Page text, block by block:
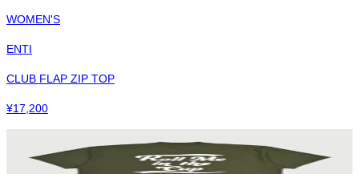
WOMEN'S
ENTI
CLUB FLAP ZIP TOP
¥17,200